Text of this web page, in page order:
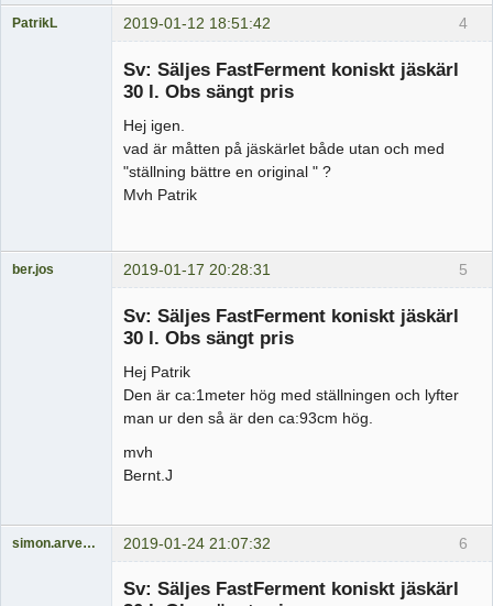
4
PatrikL 2019-01-12 18:51:42
Sv: Säljes FastFerment koniskt jäskärl
30 l. Obs sängt pris
Hej igen.
vad är måtten på jäskärlet både utan och med
"ställning bättre en original " ?
Mvh Patrik
5
ber.jos 2019-01-17 20:28:31
Sv: Säljes FastFerment koniskt jäskärl
30 l. Obs sängt pris
Hej Patrik
Den är ca:1meter hög med ställningen och lyfter
man ur den så är den ca:93cm hög.
mvh
Bernt.J
6
simon.arvestrand 2019-01-24 21:07:32
Sv: Säljes FastFerment koniskt jäskärl